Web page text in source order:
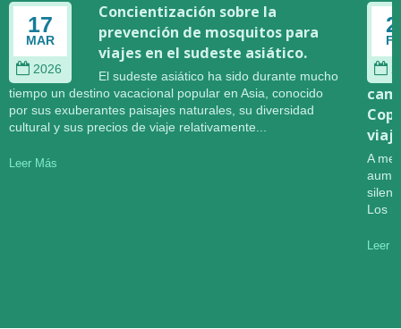
17
MAR
2026
Concientización sobre la
prevención de mosquitos para
viajes en el sudeste asiático.
El sudeste asiático ha sido durante mucho
tiempo un destino vacacional popular en Asia, conocido
por sus exuberantes paisajes naturales, su diversidad
cultural y sus precios de viaje relativamente...
Leer Más
A
Los
Leer